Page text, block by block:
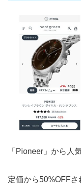
「Pioneer」から人
定価から50%OFFさ